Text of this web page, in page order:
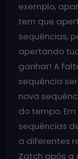
exemplo,
tem que
sequências,
apertando
ganhar! A
sequência
nova
do tempo.
sequências
a diferentes
Zatch após a